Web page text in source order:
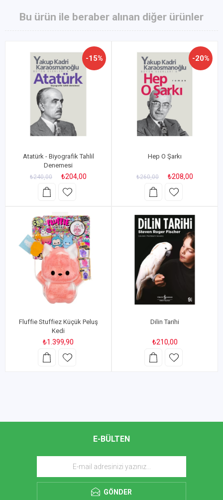
Bu ürün ile beraber alınan diğer ürünler
-15%
Atatürk - Biyografik Tahlil
Denemesi
₺240,00 ₺204,00
-20%
Hep O Şarkı
₺260,00 ₺208,00
Fluffie Stuffiez Küçük Peluş
Kedi
₺1.399,90
Dilin Tarihi
₺210,00
E-BÜLTEN
GÖNDER